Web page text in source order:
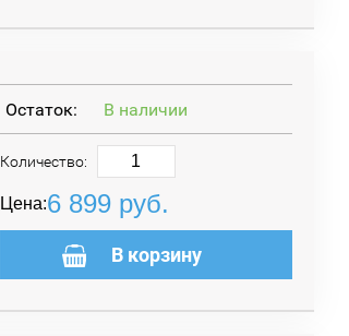
Цена:6 899руб.
Остаток: В наличии
Количество:
В корзину